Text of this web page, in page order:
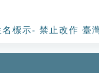
標示- 禁止改作 臺